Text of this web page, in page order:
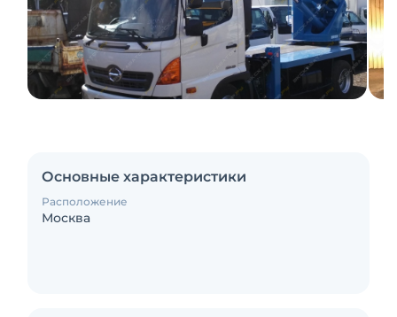
Основные характеристики
Расположение
Москва